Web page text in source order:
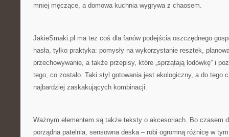
mniej męczące, a domowa kuchnia wygrywa z chaosem.
JakieSmaki.pl ma też coś dla fanów podejścia oszczędnego
hasła, tylko praktyka: pomysły na wykorzystanie resztek,
przechowywanie, a także przepisy, które „sprzątają lodówkę” i
tego, co zostało. Taki styl gotowania jest ekologiczny, a do tego
najbardziej zaskakujących kombinacji.
Ważnym elementem są także teksty o akcesoriach. Bo czasem
porządna patelnia, sensowna deska – robi ogromną różnicę w